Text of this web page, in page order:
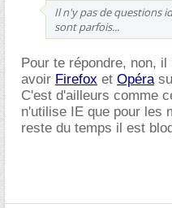
Il n'y pas de questions
sont parfois...
Pour te répondre, non,
avoir Firefox et Opéra
C'est d'ailleurs comme
n'utilise IE que pour les
reste du temps il est